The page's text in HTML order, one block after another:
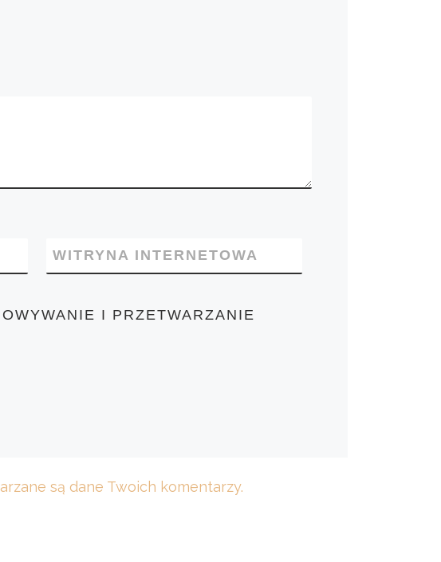
WITRYNA INTERNETOWA
I PRZETWARZANIE
są dane Twoich komentarzy.